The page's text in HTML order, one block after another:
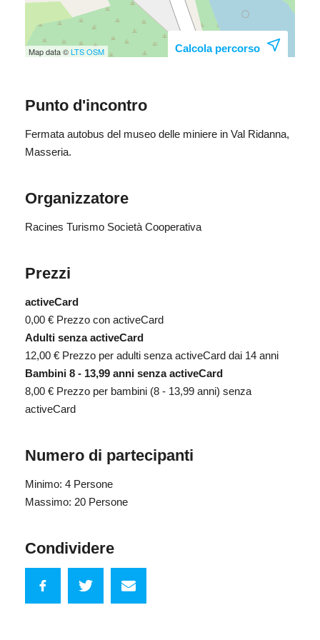
Map data ©LTSOSM Calcola percorso
Punto d'incontro
Fermata autobus del museo delle miniere in Val Ridanna,
Masseria.
Organizzatore
Racines Turismo Società Cooperativa
Prezzi
activeCard
0,00 € Prezzo con activeCard
Adulti senza activeCard
12,00 € Prezzo per adulti senza activeCard dai 14 anni
Bambini 8 - 13,99 anni senza activeCard
8,00 € Prezzo per bambini (8 - 13,99 anni) senza
activeCard
Numero di partecipanti
Minimo: 4 Persone
Massimo: 20 Persone
Condividere